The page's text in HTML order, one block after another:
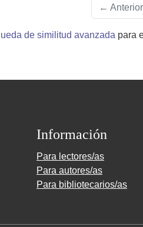
← Anterior
de similitud avanzada para
Información
Para lectores/as
Para autores/as
Para bibliotecarios/as